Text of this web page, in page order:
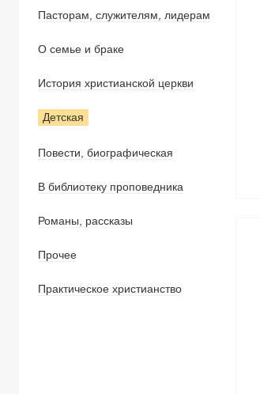
Пасторам, служителям, лидерам
О семье и браке
История христианской церкви
Детская
Повести, биографическая
В библиотеку проповедника
Романы, рассказы
Прочее
Практическое христианство